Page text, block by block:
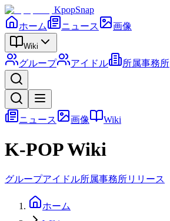
KpopSnap
ホーム
ニュース 画像
Wiki
グループ アイドル 所属事務所
ニュース 画像 Wiki
K-POP Wiki
グループアイドル所属事務所リリース
ホーム